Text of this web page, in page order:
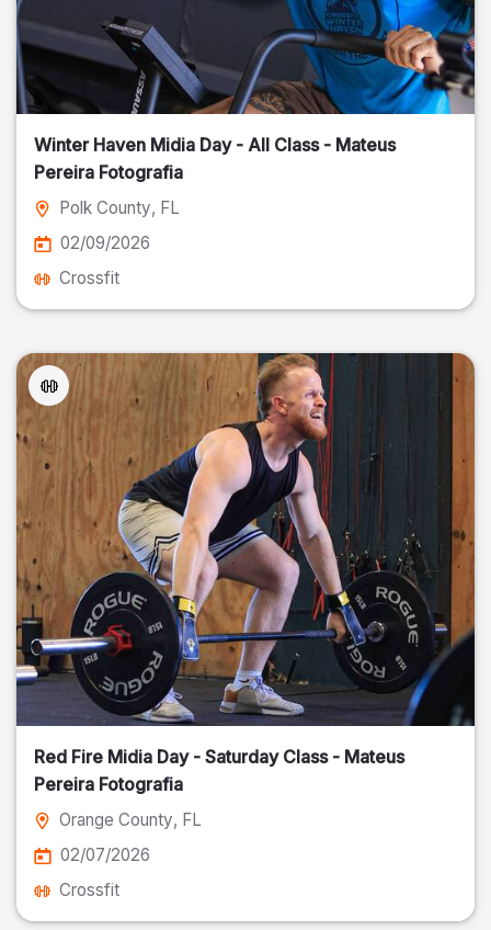
Winter Haven Midia Day - All Class - Mateus
Pereira Fotografia
Polk County, FL
02/09/2026
Crossfit
Red Fire Midia Day - Saturday Class - Mateus
Pereira Fotografia
Orange County, FL
02/07/2026
Crossfit